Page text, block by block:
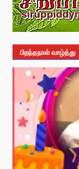
பிறந்தநாள் வாழ்த்து